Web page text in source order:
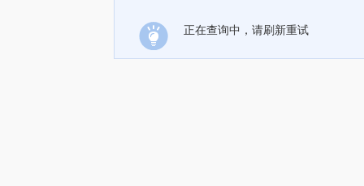
正在查询中，请刷新重试